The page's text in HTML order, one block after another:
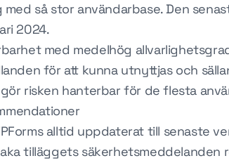
med så stor användarbase. Den
2024.
med medelhög
för att kunna utnyttjas och
risken hanterbar för de flesta
alltid uppdaterat till senaste
tilläggets säkerhetsmeddelanden